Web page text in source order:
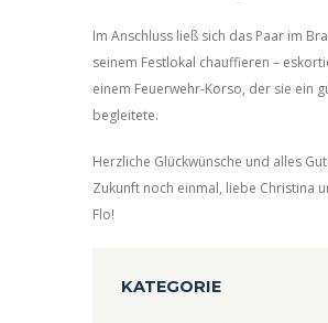
Im Anschluss ließ sich das Paar im
seinem Festlokal chauffieren –
einem Feuerwehr-Korso, der sie ein
begleitete.
Herzliche Glückwünsche und alles
Zukunft noch einmal, liebe Christina
Flo!
KATEGORIE